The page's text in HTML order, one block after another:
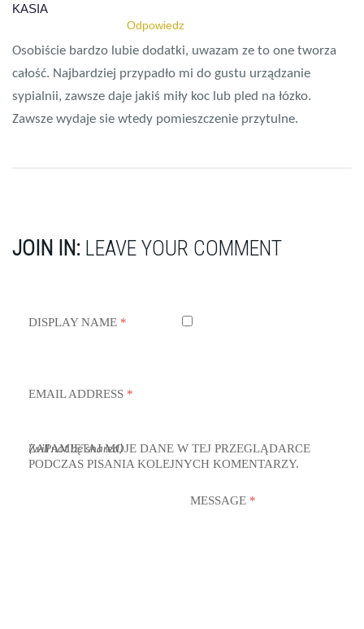
KASIA
Odpowiedz
Osobiście bardzo lubie dodatki, uwazam ze to one tworza
całość. Najbardziej przypadło mi do gustu urządzanie
sypialnii, zawsze daje jakiś miły koc lub pled na łózko.
Zawsze wydaje sie wtedy pomieszczenie przytulne.
JOIN IN: LEAVE YOUR COMMENT
DISPLAY NAME *
EMAIL ADDRESS *
(will not be shared)
ZAPAMIĘTAJ MOJE DANE W TEJ PRZEGLĄDARCE
PODCZAS PISANIA KOLEJNYCH KOMENTARZY.
MESSAGE *